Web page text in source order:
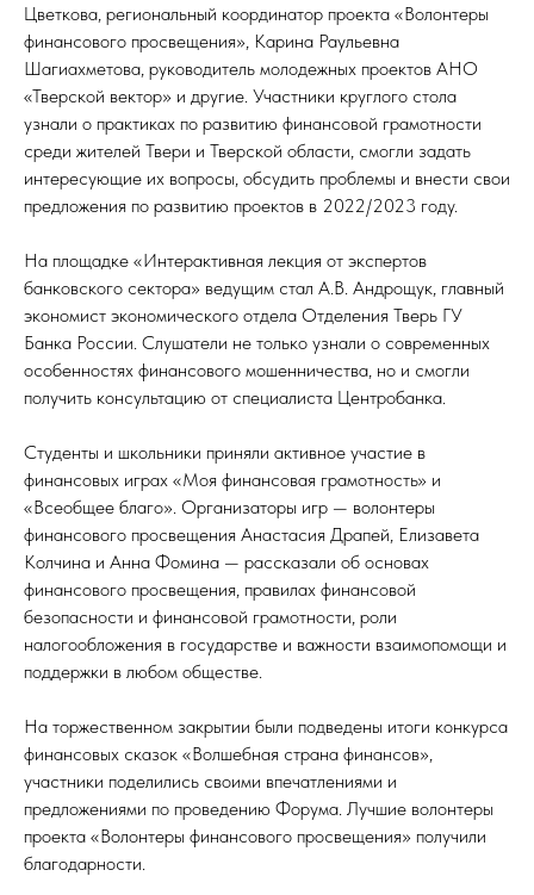
Цветкова, региональный координатор проекта «Волонтеры
финансового просвещения», Карина Раульевна
Шагиахметова, руководитель молодежных проектов АНО
«Тверской вектор» и другие. Участники круглого стола
узнали о практиках по развитию финансовой грамотности
среди жителей Твери и Тверской области, смогли задать
интересующие их вопросы, обсудить проблемы и внести свои
предложения по развитию проектов в 2022/2023 году.
На площадке «Интерактивная лекция от экспертов
банковского сектора» ведущим стал А.В. Андрощук, главный
экономист экономического отдела Отделения Тверь ГУ
Банка России. Слушатели не только узнали о современных
особенностях финансового мошенничества, но и смогли
получить консультацию от специалиста Центробанка.
Студенты и школьники приняли активное участие в
финансовых играх «Моя финансовая грамотность» и
«Всеобщее благо». Организаторы игр — волонтеры
финансового просвещения Анастасия Драпей, Елизавета
Колчина и Анна Фомина — рассказали об основах
финансового просвещения, правилах финансовой
безопасности и финансовой грамотности, роли
налогообложения в государстве и важности взаимопомощи и
поддержки в любом обществе.
На торжественном закрытии были подведены итоги конкурса
финансовых сказок «Волшебная страна финансов»,
участники поделились своими впечатлениями и
предложениями по проведению Форума. Лучшие волонтеры
проекта «Волонтеры финансового просвещения» получили
благодарности.